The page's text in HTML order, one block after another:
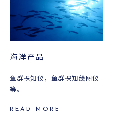
海洋产品
鱼群探知仪，鱼群探知绘图仪
等。
READ MORE